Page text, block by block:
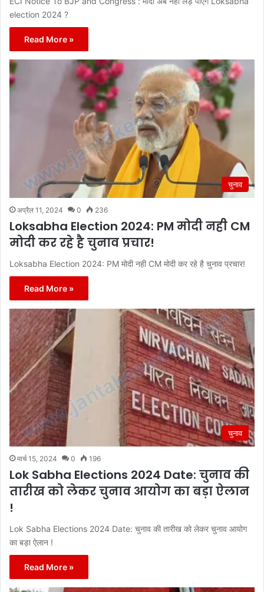
election 2024 ?
Read More »
चुनाव
अप्रैल 11, 2024 0 236
Loksabha Election 2024: PM मोदी नही CM
मोदी कर रहे है चुनाव प्रचार!
Loksabha Election 2024: PM मोदी नही CM मोदी कर रहे है चुनाव प्रचार!
Read More »
चुनाव
मार्च 15, 2024 0 196
Lok Sabha Elections 2024 Date: चुनाव की
तारीख को लेकर चुनाव आयोग का बड़ा ऐलान
!
Lok Sabha Elections 2024 Date: चुनाव की तारीख को लेकर चुनाव आयोग
का बड़ा ऐलान !
Read More »